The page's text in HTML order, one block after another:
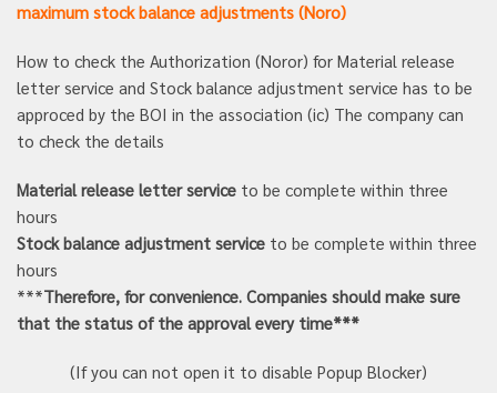
maximum stock balance adjustments (Noro)
How to check the Authorization (Noror) for Material release
letter service and Stock balance adjustment service has to be
approced by the BOI in the association (ic) The company can
to check the details
Material release letter service to be complete within three
hours
Stock balance adjustment service to be complete within three
hours
***Therefore, for convenience. Companies should make sure
that the status of the approval every time***
(If you can not open it to disable Popup Blocker)